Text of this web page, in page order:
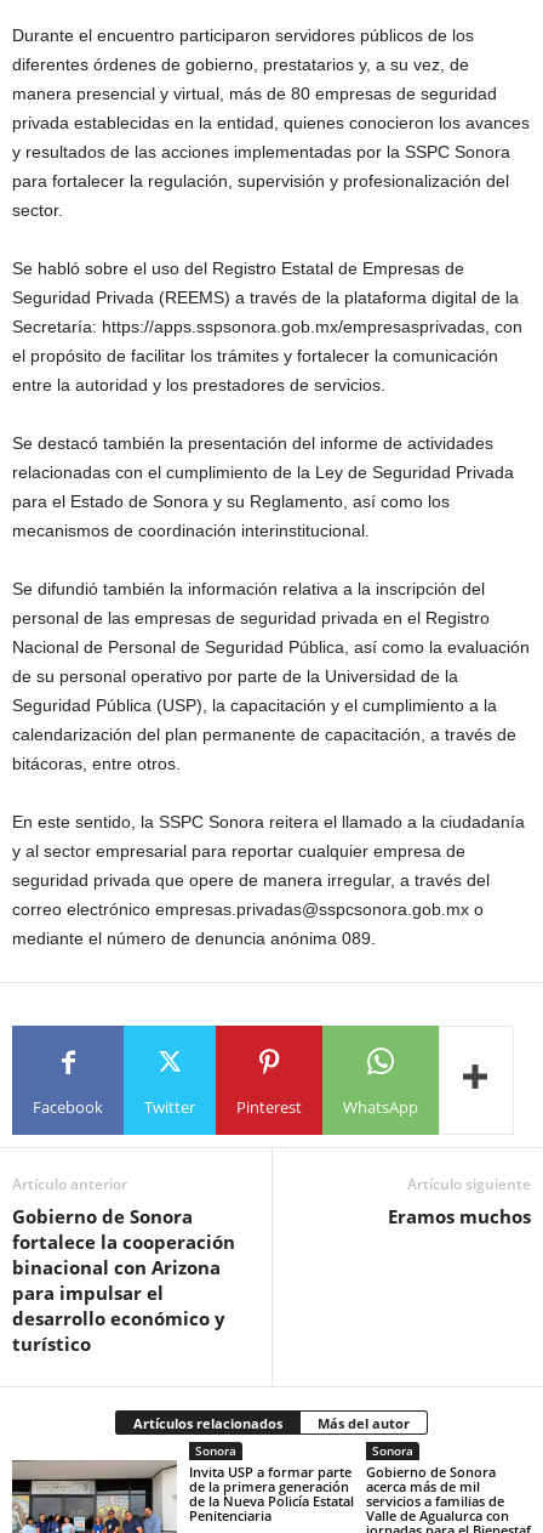
Durante el encuentro participaron servidores públicos de los
diferentes órdenes de gobierno, prestatarios y, a su vez, de
manera presencial y virtual, más de 80 empresas de seguridad
privada establecidas en la entidad, quienes conocieron los avances
y resultados de las acciones implementadas por la SSPC Sonora
para fortalecer la regulación, supervisión y profesionalización del
sector.
Se habló sobre el uso del Registro Estatal de Empresas de
Seguridad Privada (REEMS) a través de la plataforma digital de la
Secretaría: https://apps.sspsonora.gob.mx/empresasprivadas, con
el propósito de facilitar los trámites y fortalecer la comunicación
entre la autoridad y los prestadores de servicios.
Se destacó también la presentación del informe de actividades
relacionadas con el cumplimiento de la Ley de Seguridad Privada
para el Estado de Sonora y su Reglamento, así como los
mecanismos de coordinación interinstitucional.
Se difundió también la información relativa a la inscripción del
personal de las empresas de seguridad privada en el Registro
Nacional de Personal de Seguridad Pública, así como la evaluación
de su personal operativo por parte de la Universidad de la
Seguridad Pública (USP), la capacitación y el cumplimiento a la
calendarización del plan permanente de capacitación, a través de
bitácoras, entre otros.
En este sentido, la SSPC Sonora reitera el llamado a la ciudadanía
y al sector empresarial para reportar cualquier empresa de
seguridad privada que opere de manera irregular, a través del
correo electrónico empresas.privadas@sspcsonora.gob.mx o
mediante el número de denuncia anónima 089.
Facebook Twitter Pinterest WhatsApp
Artículo anterior
Gobierno de Sonora
fortalece la cooperación
binacional con Arizona
para impulsar el
desarrollo económico y
turístico
Artículo siguiente
Eramos muchos
Artículos relacionados Más del autor
Sonora
Invita USP a formar parte
de la primera generación
de la Nueva Policía Estatal
Penitenciaria
Sonora
Gobierno de Sonora
acerca más de mil
servicios a familias de
Valle de Agualurca con